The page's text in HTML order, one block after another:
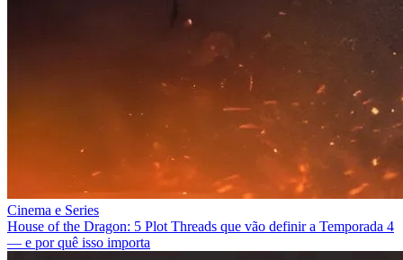
Cinema e Series
House of the Dragon: 5 Plot Threads que vão definir a Temporada 4
— e por quê isso importa